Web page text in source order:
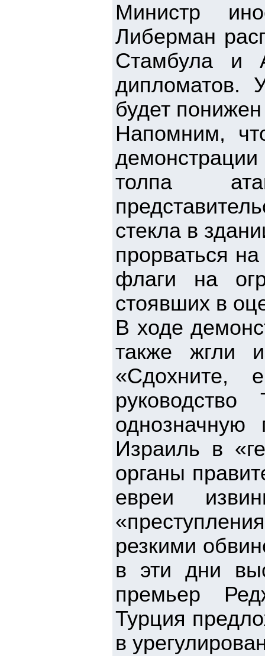
Министр
Либерман
Стамбула и
дипломатов.
будет
Напомним,
толпа
стекла в
прорваться
флаги на
стоявших в
В ходе
также жгли
«Сдохните,
однозначную
Израиль в
органы
евреи
резкими
в эти дни
премьер
Турция
в